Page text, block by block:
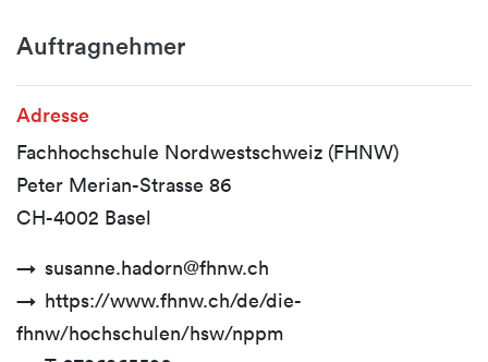
Auftragnehmer
Adresse
Fachhochschule Nordwestschweiz (FHNW)
Peter Merian-Strasse 86
CH-4002 Basel
susanne.hadorn@fhnw.ch
https://www.fhnw.ch/de/die-
fhnw/hochschulen/hsw/nppm